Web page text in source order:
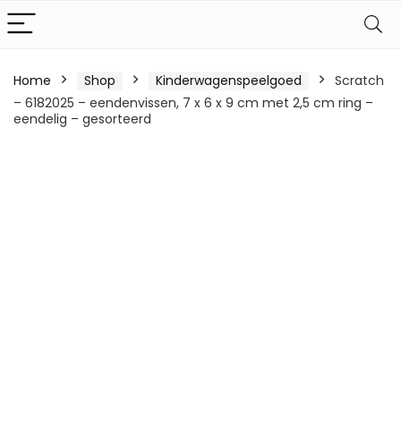
Home Shop Kinderwagenspeelgoed
Scratch
– 6182025 – eendenvissen, 7 x 6 x 9 cm met 2,5 cm ring –
eendelig – gesorteerd